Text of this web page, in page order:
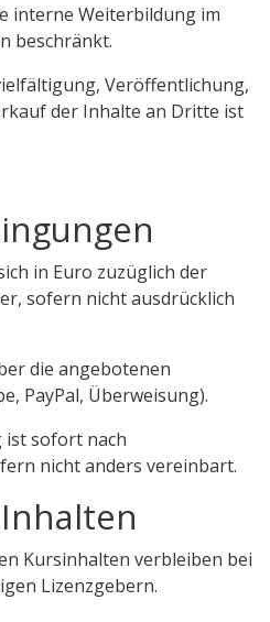
interne Weiterbildung im
beschränkt.
Veröffentlichung,
der Inhalte an Dritte ist
in Euro zuzüglich der
sofern nicht ausdrücklich
die angebotenen
PayPal, Überweisung).
ist sofort nach
nicht anders vereinbart.
Kursinhalten verbleiben bei
Lizenzgebern.